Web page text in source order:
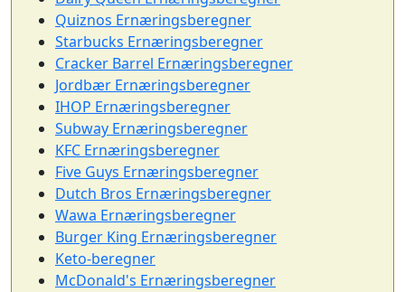
Quiznos Ernæringsberegner
Starbucks Ernæringsberegner
Cracker Barrel Ernæringsberegner
Jordbær Ernæringsberegner
IHOP Ernæringsberegner
Subway Ernæringsberegner
KFC Ernæringsberegner
Five Guys Ernæringsberegner
Dutch Bros Ernæringsberegner
Wawa Ernæringsberegner
Burger King Ernæringsberegner
Keto-beregner
McDonald's Ernæringsberegner